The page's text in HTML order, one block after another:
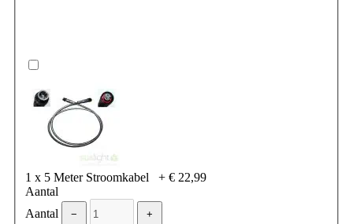
1 x 5 Meter Stroomkabel + € 22,99
Aantal
Aantal
− +